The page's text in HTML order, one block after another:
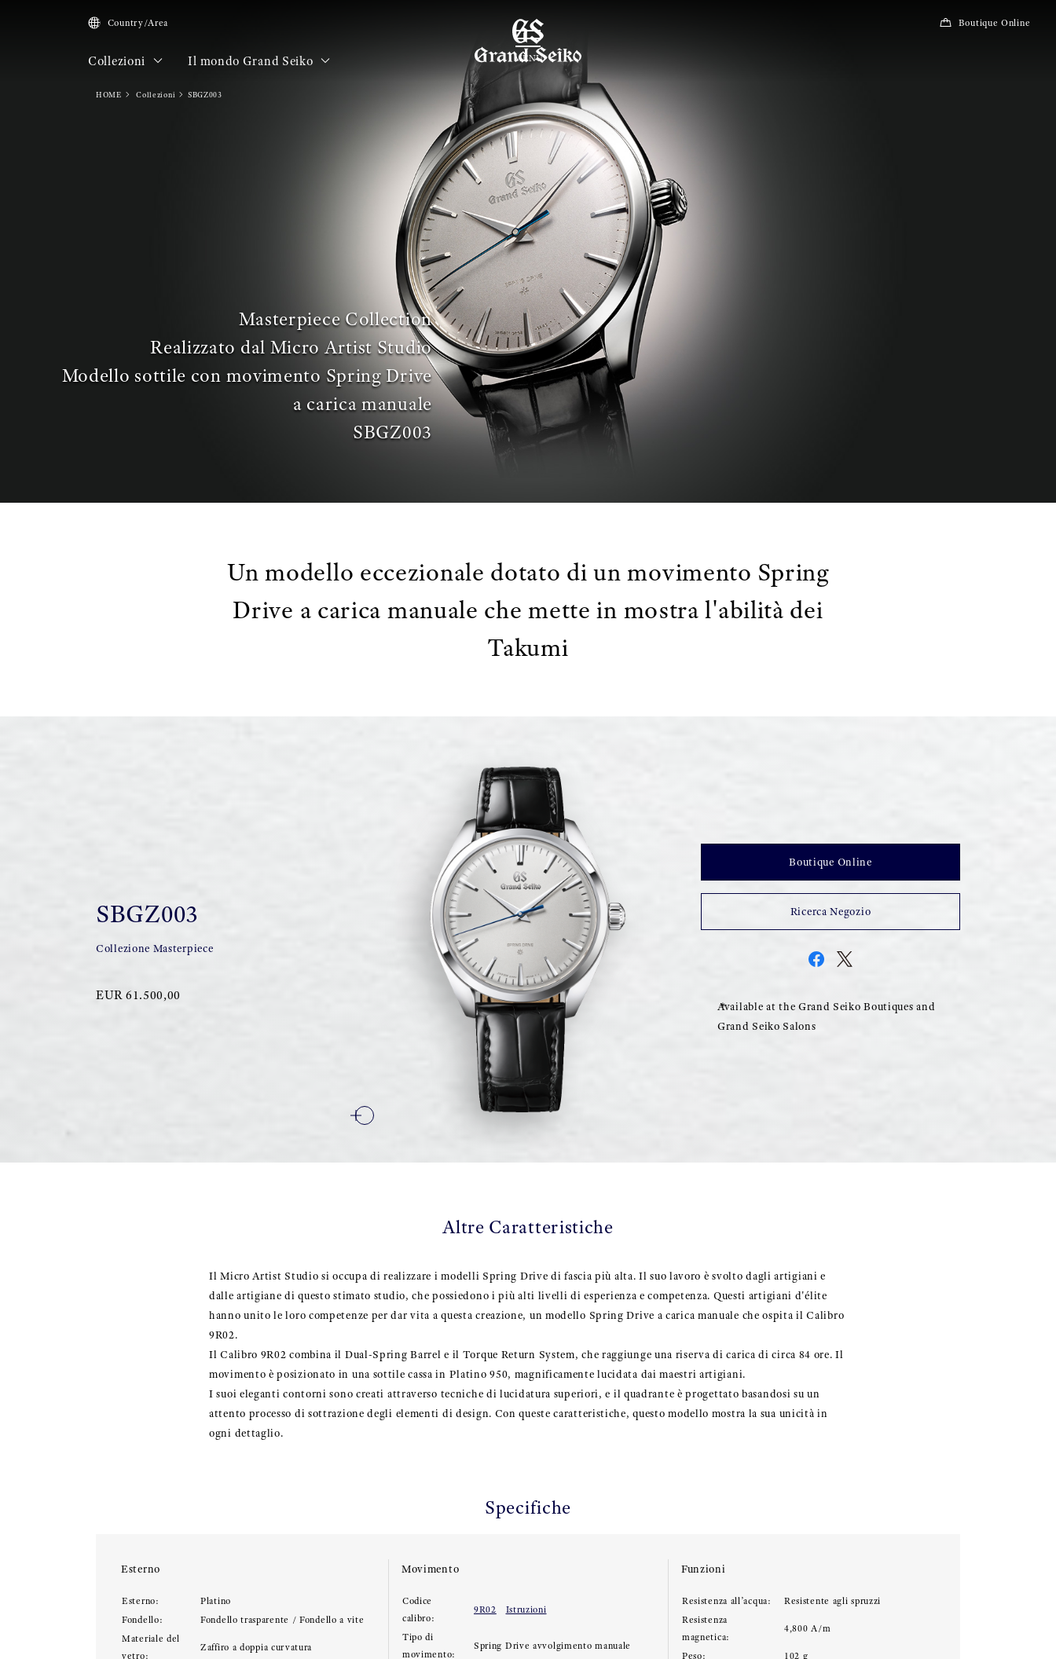
MENU
Country/Area
Collezioni Il mondo Grand Seiko
Boutique Online
Masterpiece Collection
Realizzato dal Micro Artist Studio
Modello sottile con movimento Spring Drive
a carica manuale
SBGZ003
HOME Collezioni SBGZ003
Un modello eccezionale dotato di un movimento Spring
Drive a carica manuale che mette in mostra l'abilità dei
Takumi
SBGZ003
Collezione Masterpiece
EUR 61.500,00
Boutique Online
Ricerca Negozio
Available at the Grand Seiko Boutiques and
Grand Seiko Salons
Altre Caratteristiche
Il Micro Artist Studio si occupa di realizzare i modelli Spring Drive di fascia più alta. Il suo lavoro è svolto dagli artigiani e
dalle artigiane di questo stimato studio, che possiedono i più alti livelli di esperienza e competenza. Questi artigiani d'élite
hanno unito le loro competenze per dar vita a questa creazione, un modello Spring Drive a carica manuale che ospita il Calibro
9R02.
Il Calibro 9R02 combina il Dual-Spring Barrel e il Torque Return System, che raggiunge una riserva di carica di circa 84 ore. Il
movimento è posizionato in una sottile cassa in Platino 950, magnificamente lucidata dai maestri artigiani.
I suoi eleganti contorni sono creati attraverso tecniche di lucidatura superiori, e il quadrante è progettato basandosi su un
attento processo di sottrazione degli elementi di design. Con queste caratteristiche, questo modello mostra la sua unicità in
ogni dettaglio.
Specifiche
Esterno
Esterno:
Platino
Fondello:
Fondello trasparente / Fondello a vite
Materiale del
vetro:
Zaffiro a doppia curvatura
Movimento
Codice
calibro:
9R02 Istruzioni
Tipo di
movimento:
Spring Drive avvolgimento manuale
Funzioni
Resistenza all’acqua:
Resistente agli spruzzi
Resistenza
magnetica:
4,800 A/m
Peso:
102 g